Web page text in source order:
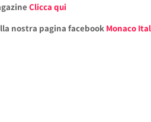
Clicca qui
nostra pagina facebook Monaco